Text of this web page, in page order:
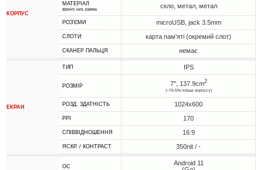
КОРПУС
МАТЕРІАЛ
фронт, низ, рамка скло, метал, метал
РОЗ'ЄМИ microUSB, jack 3.5mm
СЛОТИ карта пам'яті (окремий слот)
СКАНЕР ПАЛЬЦЯ немає
ЕКРАН
ТИП IPS
РОЗМІР 7", 137.9cm2
(~76.5% площі корпусу)
РОЗД. ЗДАТНІСТЬ 1024x600
PPI 170
СПІВВІДНОШЕННЯ 16:9
ЯСКР. / КОНТРАСТ 350nit / -
ОС
Android 11